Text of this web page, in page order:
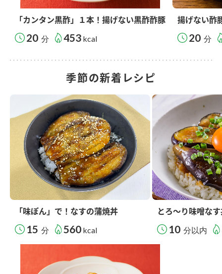
「カンタン黒酢」１本！揚げない黒酢酢豚
20 分 453 kcal
揚げない酢
20 分
季節の新着レシピ
「味ぽん」で！なすの蒲焼丼
15 分 560 kcal
とろ～り味噌な
10 分以内